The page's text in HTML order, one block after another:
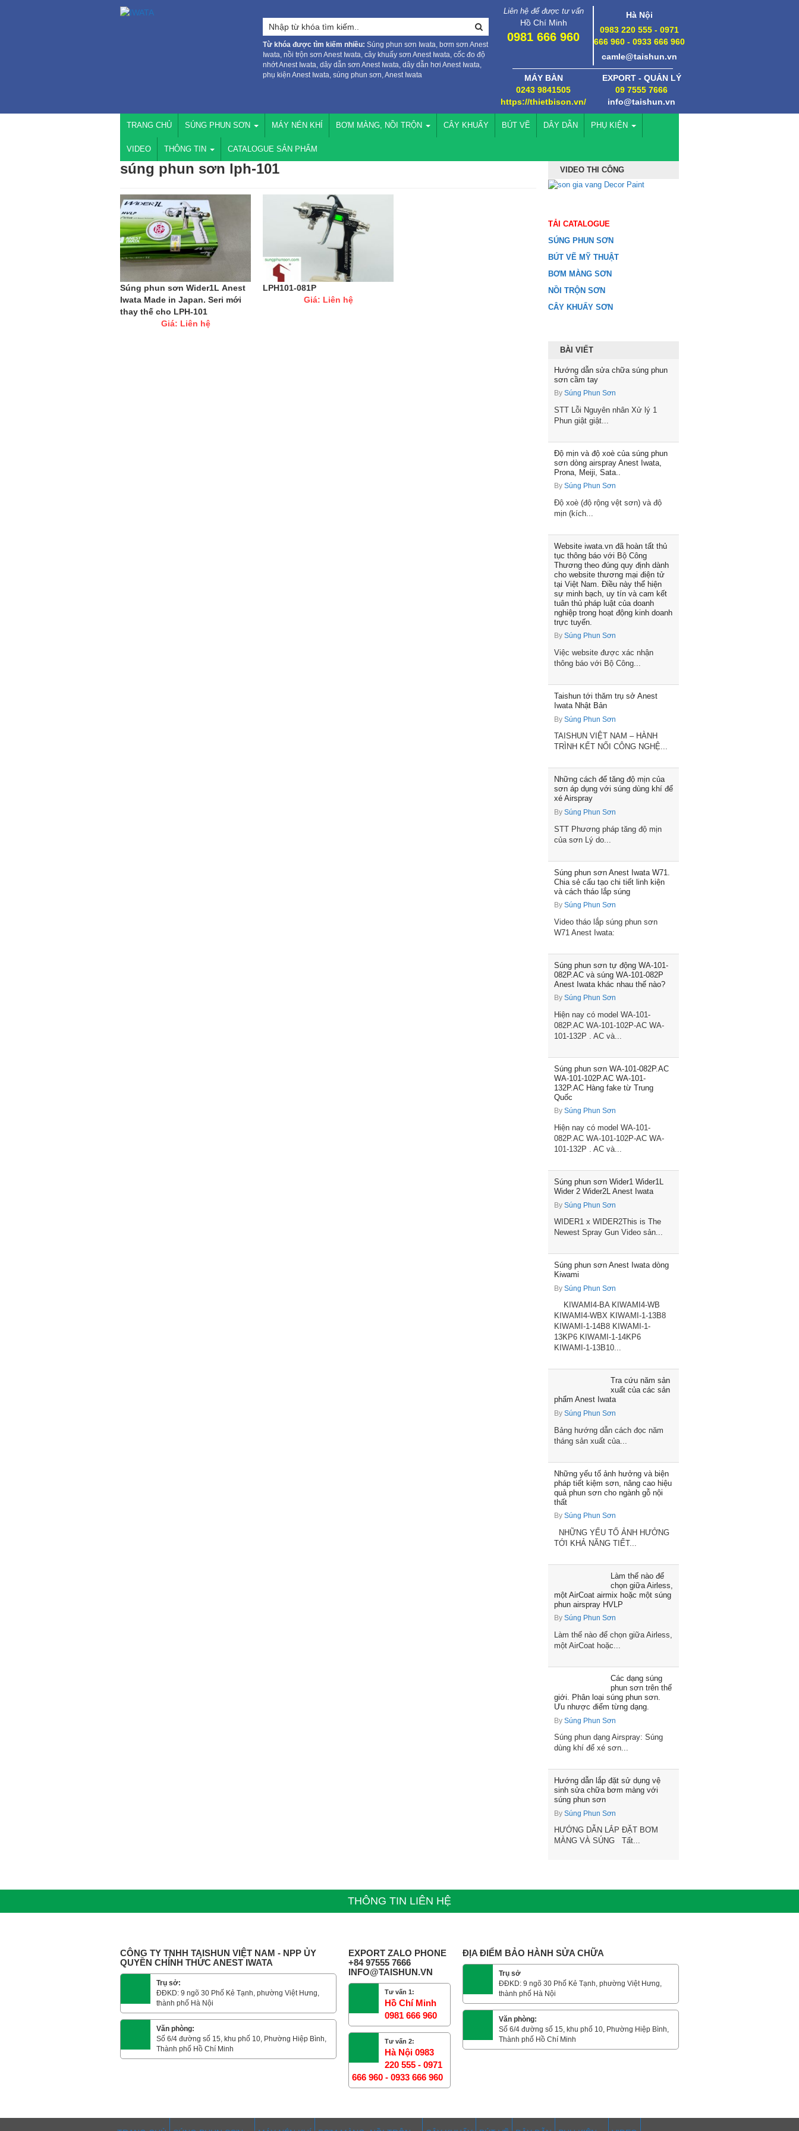
Từ khóa được tìm kiếm nhiều: Súng phun sơn Iwata, bơm sơn Anest
Iwata, nồi trộn sơn Anest Iwata, cây khuấy sơn Anest Iwata, cốc đo độ
nhớt Anest Iwata, dây dẫn sơn Anest Iwata, dây dẫn hơi Anest Iwata,
phụ kiện Anest Iwata, súng phun sơn, Anest Iwata
Liên hệ để được tư vấn
Hồ Chí Minh
0981 666 960
Hà Nội
0983 220 555 - 0971
666 960 - 0933 666 960
camle@taishun.vn
MÁY BÀN
0243 9841505
https://thietbison.vn/
EXPORT - QUẢN LÝ
09 7555 7666
info@taishun.vn
TRANG CHỦ SÚNG PHUN SƠN MÁY NÉN KHÍ BƠM MÀNG, NỒI TRỘN CÂY KHUẤY BÚT VẼ DÂY DẪN PHỤ KIỆN
VIDEO THÔNG TIN CATALOGUE SẢN PHẨM
súng phun sơn lph-101
Súng phun sơn Wider1L Anest
Iwata Made in Japan. Seri mới
thay thế cho LPH-101
Giá: Liên hệ
LPH101-081P
Giá: Liên hệ
VIDEO THI CÔNG
TẢI CATALOGUE
SÚNG PHUN SƠN
BÚT VẼ MỸ THUẬT
BƠM MÀNG SƠN
NỒI TRỘN SƠN
CÂY KHUẤY SƠN
BÀI VIẾT
Hướng dẫn sửa chữa súng phun
sơn cầm tay
By Súng Phun Sơn
STT Lỗi Nguyên nhân Xử lý 1
Phun giật giật...
Độ mịn và độ xoè của súng phun
sơn dòng airspray Anest Iwata,
Prona, Meiji, Sata..
By Súng Phun Sơn
Độ xoè (độ rộng vệt sơn) và độ
mịn (kích...
Website iwata.vn đã hoàn tất thủ
tục thông báo với Bộ Công
Thương theo đúng quy định dành
cho website thương mại điện tử
tại Việt Nam. Điều này thể hiện
sự minh bạch, uy tín và cam kết
tuân thủ pháp luật của doanh
nghiệp trong hoạt động kinh doanh
trực tuyến.
By Súng Phun Sơn
Việc website được xác nhận
thông báo với Bộ Công...
Taishun tới thăm trụ sở Anest
Iwata Nhật Bản
By Súng Phun Sơn
TAISHUN VIỆT NAM – HÀNH
TRÌNH KẾT NỐI CÔNG NGHỆ...
Những cách để tăng độ mịn của
sơn áp dụng với súng dùng khí để
xé Airspray
By Súng Phun Sơn
STT Phương pháp tăng độ mịn
của sơn Lý do...
Súng phun sơn Anest Iwata W71.
Chia sẻ cấu tạo chi tiết linh kiện
và cách tháo lắp súng
By Súng Phun Sơn
Video tháo lắp súng phun sơn
W71 Anest Iwata:
Súng phun sơn tự động WA-101-
082P.AC và súng WA-101-082P
Anest Iwata khác nhau thế nào?
By Súng Phun Sơn
Hiện nay có model WA-101-
082P.AC WA-101-102P-AC WA-
101-132P . AC và...
Súng phun sơn WA-101-082P.AC
WA-101-102P.AC WA-101-
132P.AC Hàng fake từ Trung
Quốc
By Súng Phun Sơn
Hiện nay có model WA-101-
082P.AC WA-101-102P-AC WA-
101-132P . AC và...
Súng phun sơn Wider1 Wider1L
Wider 2 Wider2L Anest Iwata
By Súng Phun Sơn
WIDER1 x WIDER2This is The
Newest Spray Gun Video sản...
Súng phun sơn Anest Iwata dòng
Kiwami
By Súng Phun Sơn
KIWAMI4-BA KIWAMI4-WB
KIWAMI4-WBX KIWAMI-1-13B8
KIWAMI-1-14B8 KIWAMI-1-
13KP6 KIWAMI-1-14KP6
KIWAMI-1-13B10...
Tra cứu năm sản
xuất của các sản
phẩm Anest Iwata
By Súng Phun Sơn
Bảng hướng dẫn cách đọc năm
tháng sản xuất của...
Những yếu tố ảnh hưởng và biện
pháp tiết kiệm sơn, nâng cao hiệu
quả phun sơn cho ngành gỗ nội
thất
By Súng Phun Sơn
NHỮNG YẾU TỐ ẢNH HƯỞNG
TỚI KHẢ NĂNG TIẾT...
Làm thế nào để
chọn giữa Airless,
một AirCoat airmix hoặc một súng
phun airspray HVLP
By Súng Phun Sơn
Làm thế nào để chọn giữa Airless,
một AirCoat hoặc...
Các dạng súng
phun sơn trên thế
giới. Phân loại súng phun sơn.
Ưu nhược điểm từng dạng.
By Súng Phun Sơn
Súng phun dạng Airspray: Súng
dùng khí để xé sơn...
Hướng dẫn lắp đặt sử dụng vệ
sinh sửa chữa bơm màng với
súng phun sơn
By Súng Phun Sơn
HƯỚNG DẪN LẮP ĐẶT BƠM
MÀNG VÀ SÚNG Tất...
THÔNG TIN LIÊN HỆ
CÔNG TY TNHH TAISHUN VIỆT NAM - NPP ỦY
QUYỀN CHÍNH THỨC ANEST IWATA
Trụ sở:
ĐĐKD: 9 ngõ 30 Phố Kẻ Tạnh, phường Việt Hưng,
thành phố Hà Nội
Văn phòng:
Số 6/4 đường số 15, khu phố 10, Phường Hiệp Bình,
Thành phố Hồ Chí Minh
EXPORT ZALO PHONE
+84 97555 7666
INFO@TAISHUN.VN
Tư vấn 1:
Hồ Chí Minh
0981 666 960
Tư vấn 2:
Hà Nội 0983
220 555 - 0971
666 960 - 0933 666 960
ĐỊA ĐIỂM BẢO HÀNH SỬA CHỮA
Trụ sở
ĐĐKD: 9 ngõ 30 Phố Kẻ Tạnh, phường Việt Hưng,
thành phố Hà Nội
Văn phòng:
Số 6/4 đường số 15, khu phố 10, Phường Hiệp Bình,
Thành phố Hồ Chí Minh